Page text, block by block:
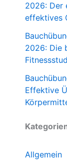
2026: Der
effektives
2026: Die
Effektive
Allgemein